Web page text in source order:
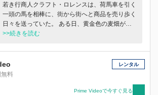
若き行商人クラフト・ロレンスは、荷馬車を引く
一頭の馬を相棒に、街から街へと商品を売り歩く
日々を送っていた。 ある日、黄金色の麦畑が広
がる小さな村を訪れた彼は、耳と尻尾を有する美
身を“賢狼”と呼ぶホロは、豊穣を司る狼の化身だ
った――。 彼女の「遠く北にあるはずの故郷・
ヨイツの森へ帰りたい」という望みを聞き、 ロ
る。 だが行商人の旅には思いがけない波乱がつ
>>続きを読む
料
レンタル
Prime Videoで今すぐ見る